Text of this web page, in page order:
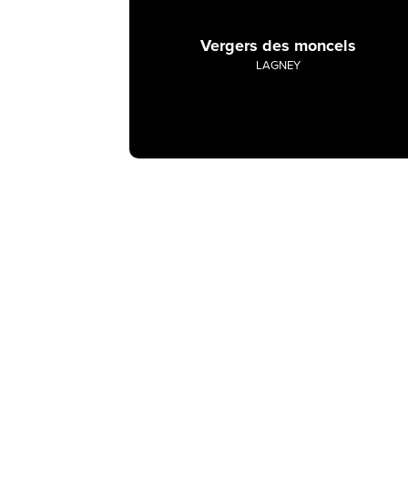
Vergers des moncels
LAGNEY